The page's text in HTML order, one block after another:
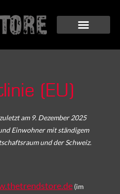
(EU)
am 9. Dezember 2025
Einwohner mit ständigem
und der Schweiz.
(im